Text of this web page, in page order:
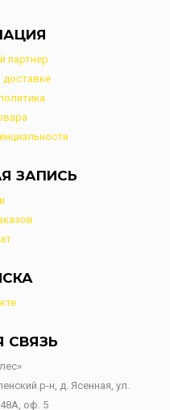
партнер
ЗАПИСЬ
СВЯЗЬ
р-н, д. Ясенная, ул.
оф. 5